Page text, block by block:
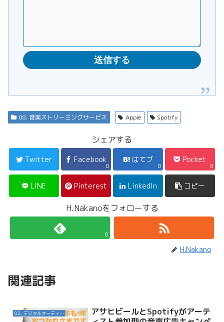
08. 音楽ストリーミングサービス Apple Spotify
シェアする
Twitter Facebook
0
はてブ
0
Pocket
0
LINE Pinterest LinkedIn コピー
H.Nakanoをフォローする
0
H.Nakano
関連記事
02. デジタルオーディオ広告（音声広告）
アサヒビールとSpotifyがアーテ